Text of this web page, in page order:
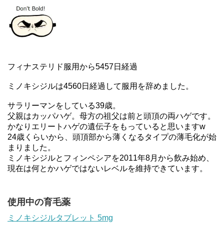
フィナステリド服用から5457日経過
ミノキシジルは4560日経過して服用を辞めました。
サラリーマンをしている39歳。
父親はカッパハゲ。母方の祖父は前と頭頂の両ハゲです。
かなりエリートハゲの遺伝子をもっていると思いますw
24歳くらいから、頭頂部から薄くなるタイプの薄毛化が始
まりました。
ミノキシジルとフィンペシアを2011年8月から飲み始め、
現在は何とかハゲではないレベルを維持できています。
使用中の育毛薬
ミノキシジルタブレット 5mg